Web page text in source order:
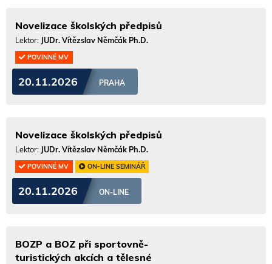
Novelizace školských předpisů
Lektor: JUDr. Vítězslav Němčák Ph.D.
POVINNÉ MV
20.11.2026 PRAHA
Novelizace školských předpisů
Lektor: JUDr. Vítězslav Němčák Ph.D.
POVINNÉ MV ON-LINE SEMINÁŘ
20.11.2026 ON-LINE
BOZP a BOZ při sportovně-
turistických akcích a tělesné